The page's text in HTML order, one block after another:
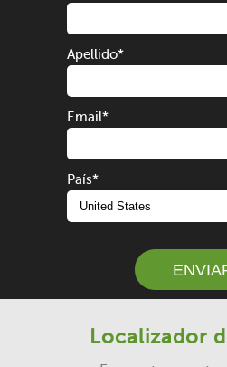
Apellido*
Email*
País*
Localizador